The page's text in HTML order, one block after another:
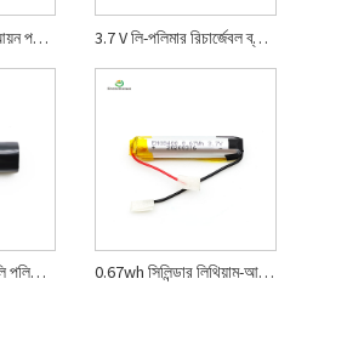
ইউএল ই-সিগারেট লি-আয়ন পলিমার ব্যাটারি 3.7 V লি-পলিমার রিচার্জেবল ব্যাটারি
120mah ই-সিগারেট লি পলিমার ব্যাটারি 0.67wh সিলিন্ডার লিথিয়াম-আয়ন রিচার্জেবল ব্যাটারি